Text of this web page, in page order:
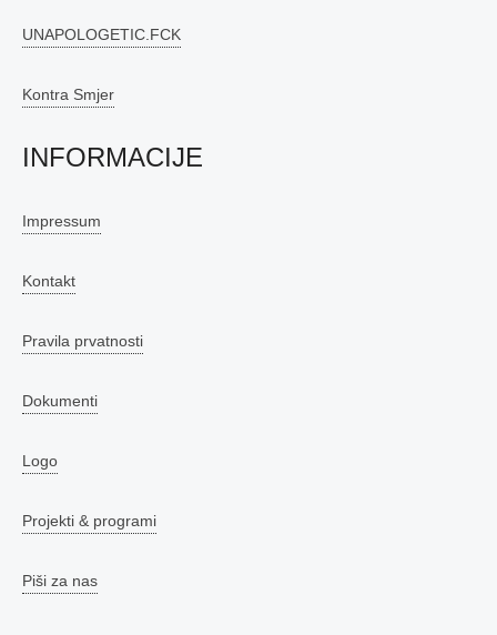
UNAPOLOGETIC.FCK
Kontra Smjer
INFORMACIJE
Impressum
Kontakt
Pravila prvatnosti
Dokumenti
Logo
Projekti & programi
Piši za nas